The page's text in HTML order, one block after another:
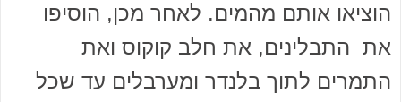
הוציאו אותם מהמים. לאחר מכן, הוסיפו
את התבלינים, את חלב קוקוס ואת
התמרים לתוך בלנדר ומערבלים עד שכל